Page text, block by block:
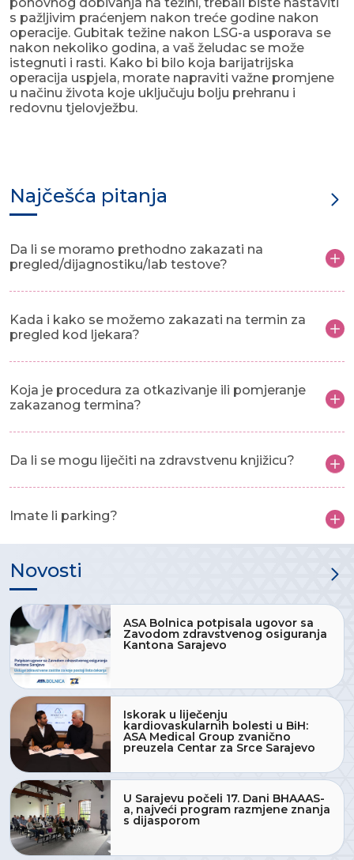
s pažljivim praćenjem nakon treće godine nakon
operacije. Gubitak težine nakon LSG-a usporava se
nakon nekoliko godina, a vaš želudac se može
istegnuti i rasti. Kako bi bilo koja barijatrijska
operacija uspjela, morate napraviti važne promjene
u načinu života koje uključuju bolju prehranu i
redovnu tjelovježbu.
Najčešća pitanja
Da li se moramo prethodno zakazati na
pregled/dijagnostiku/lab testove?
Kada i kako se možemo zakazati na termin za
pregled kod ljekara?
Koja je procedura za otkazivanje ili pomjeranje
zakazanog termina?
Da li se mogu liječiti na zdravstvenu knjižicu?
Imate li parking?
Novosti
ASA Bolnica potpisala ugovor sa
Zavodom zdravstvenog osiguranja
Kantona Sarajevo
Iskorak u liječenju
kardiovaskularnih bolesti u BiH:
ASA Medical Group zvanično
preuzela Centar za Srce Sarajevo
U Sarajevu počeli 17. Dani BHAAAS-
a, najveći program razmjene znanja
s dijasporom